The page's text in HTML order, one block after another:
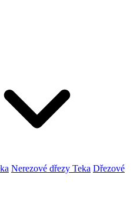
Nerezové dřezy Teka Dřezové